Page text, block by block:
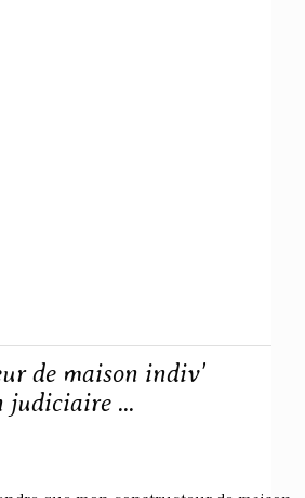
de maison indiv'
...